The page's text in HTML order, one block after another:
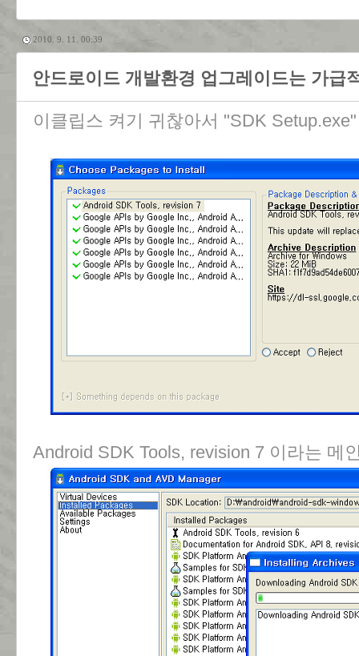
2010. 9. 11. 00:39
안드로이드 개발환경 업그레이드는 가급
이클립스 켜기 귀찮아서 "SDK
Android SDK Tools, revision 7 이라는 메